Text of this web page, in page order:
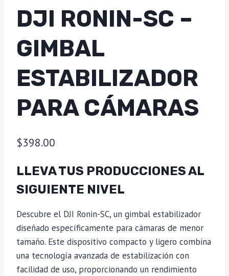
DJI RONIN-SC –
GIMBAL
ESTABILIZADOR
PARA CÁMARAS
$398.00
LLEVA TUS PRODUCCIONES AL
SIGUIENTE NIVEL
Descubre el DJI Ronin-SC, un gimbal estabilizador
diseñado específicamente para cámaras de menor
tamaño. Este dispositivo compacto y ligero combina
una tecnología avanzada de estabilización con
facilidad de uso, proporcionando un rendimiento